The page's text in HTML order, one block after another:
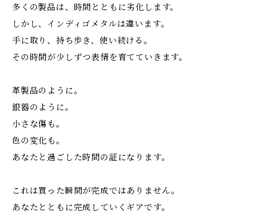
多くの製品は、時間とともに劣化します。
しかし、インディゴメタルは違います。
手に取り、持ち歩き、使い続ける。
その時間が少しずつ表情を育てていきます。
革製品のように。
銀器のように。
小さな傷も。
色の変化も。
あなたと過ごした時間の証になります。
これは買った瞬間が完成ではありません。
あなたとともに完成していくギアです。